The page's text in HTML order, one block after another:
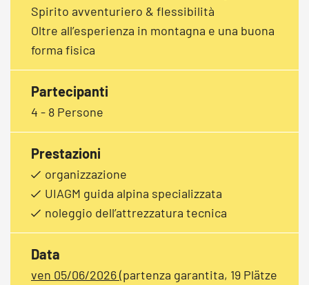
Spirito avventuriero & flessibilità
Oltre all’esperienza in montagna e una buona
forma fisica
Partecipanti
4 - 8 Persone
Prestazioni
organizzazione
UIAGM guida alpina specializzata
noleggio dell’attrezzatura tecnica
Data
ven 05/06/2026(partenza garantita, 19 Plätze